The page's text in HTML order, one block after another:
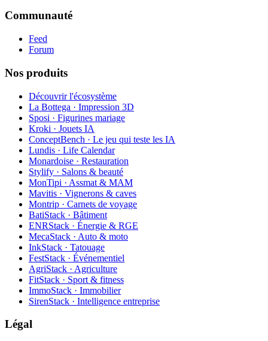
Communauté
Feed
Forum
Nos produits
Découvrir l'écosystème
La Bottega · Impression 3D
Sposi · Figurines mariage
Kroki · Jouets IA
ConceptBench · Le jeu qui teste les IA
Lundis · Life Calendar
Monardoise · Restauration
Stylify · Salons & beauté
MonTipi · Assmat & MAM
Mavitis · Vignerons & caves
Montrip · Carnets de voyage
BatiStack · Bâtiment
ENRStack · Énergie & RGE
MecaStack · Auto & moto
InkStack · Tatouage
FestStack · Événementiel
AgriStack · Agriculture
FitStack · Sport & fitness
ImmoStack · Immobilier
SirenStack · Intelligence entreprise
Légal